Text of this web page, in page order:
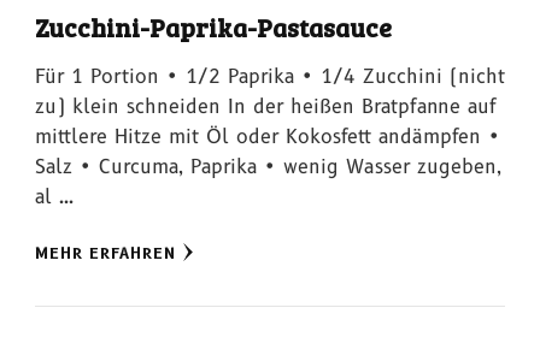
Zucchini-Paprika-Pastasauce
Für 1 Portion • 1/2 Paprika • 1/4 Zucchini (nicht
zu) klein schneiden In der heißen Bratpfanne auf
mittlere Hitze mit Öl oder Kokosfett andämpfen •
Salz • Curcuma, Paprika • wenig Wasser zugeben,
al …
MEHR ERFAHREN